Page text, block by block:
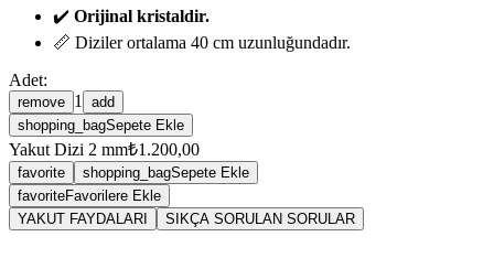
✔️ Orijinal kristaldir.
📏 Diziler ortalama 40 cm uzunluğundadır.
Adet:
remove 1
add
shopping_bagSepete Ekle
Yakut Dizi 2 mm₺1.200,00
favorite shopping_bagSepete Ekle
favoriteFavorilere Ekle
YAKUT FAYDALARI
SIKÇA SORULAN SORULAR